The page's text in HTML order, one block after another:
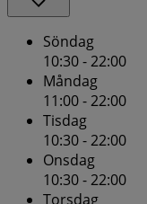
Söndag
10:30 - 22:00
Måndag
11:00 - 22:00
Tisdag
10:30 - 22:00
Onsdag
10:30 - 22:00
Torsdag